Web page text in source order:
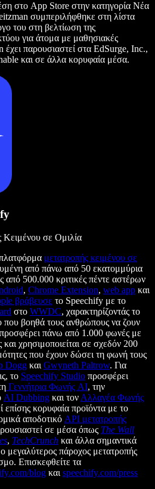
στο App Store στην κατηγορία Νέα
συμπεριλήφθηκε στη λίστα
του στη βελτίωση της
για άτομα με μαθησιακές
παρουσιαστεί στα EdSurge, Inc.,
και σε άλλα κορυφαία μέσα.
σε Ομιλία
μετατροπής κειμένου σε
από πάνω από 50 εκατομμύρια
από 500.000 κριτικές πέντε αστέρων
, Chrome Extension, web app και
βράβευσε το Speechify με το
στο WWDC, χαρακτηρίζοντάς το
που βοηθά τους ανθρώπους να ζουν
πάνω από 1.000 φωνές με
χρησιμοποιείται σε σχεδόν 200
που έχουν δώσει τη φωνή τους
Dogg και Gwyneth Paltrow. Για
το Speechify Studio προσφέρει
Γεννήτρια Φωνής AI, την
AI Dubbing και τον Αλλαγέα Φωνής
κορυφαία προϊόντα με το
αποδοτικό API μετατροπής
σε μέσα όπως The Wall
, TechCrunch και άλλα σημαντικά
πάροχος μετατροπής
Επισκεφθείτε τα
blog και speechify.com/press